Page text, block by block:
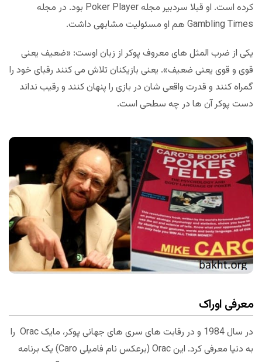
کرده است. او قبلا سردبیر مجله Poker Player بود. در مجله
Gambling Times هم او مسئولیت مشابهی داشت.
یکی از ضرب المثل های معروف پوکر از زبان اوست: «ضعیف یعنی
قوی و قوی یعنی ضعیف». یعنی بازیکنان تلاش می کنند رقبای خود را
گمراه کنند و قدرت واقعی شان در بازی را پنهان کنند و رقیب نداند
دست پوکر آن ها در چه سطحی است.
معرفی اوراک
در سال 1984 و در رقابت های سری های جهانی پوکر، مایک Orac را
به دنیا معرفی کرد. این Orac (برعکس نام فامیلی Caro) یک برنامه